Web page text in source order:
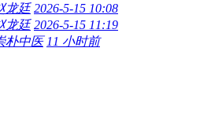
龙廷 2026-5-15 10:08
龙廷 2026-5-15 11:19
朴中医 11 小时前